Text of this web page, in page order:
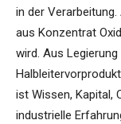
in der
aus Konzentrat
wird. Aus
ist Wissen, Kapital,
industrielle